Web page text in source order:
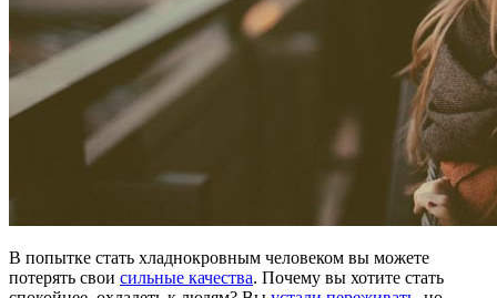
В попытке стать хладнокровным человеком вы можете
потерять свои сильные качества. Почему вы хотите стать